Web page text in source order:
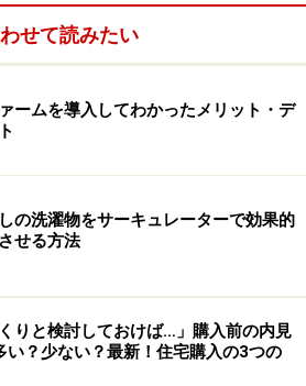
せて読みたい
ームを導入してわかったメリット・デ
の洗濯物をサーキュレーターで効果的
せる方法
くりと検討しておけば…」購入前の内見
い？少ない？最新！住宅購入の3つの